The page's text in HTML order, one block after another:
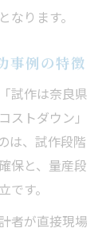
ります。
事例の特徴
試作は奈良県
トダウン」
は、試作段階
保と、量産段
す。
者が直接現場